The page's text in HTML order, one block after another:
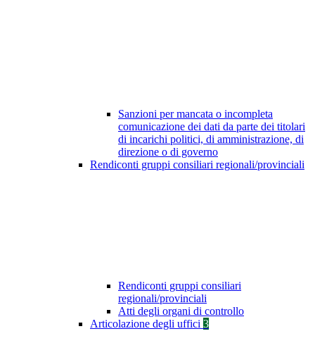
Sanzioni per mancata o incompleta
comunicazione dei dati da parte dei titolari
di incarichi politici, di amministrazione, di
direzione o di governo
Rendiconti gruppi consiliari regionali/provinciali
Rendiconti gruppi consiliari
regionali/provinciali
Atti degli organi di controllo
Articolazione degli uffici 3